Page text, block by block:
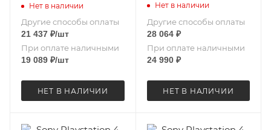
Нет в наличии
Другие способы оплаты
21 437 ₽/шт
При оплате наличными
19 089 ₽/шт
НЕТ В НАЛИЧИИ
Нет в наличии
Другие способы оплаты
28 064₽
При оплате наличными
24 990₽
НЕТ В НАЛИЧИИ